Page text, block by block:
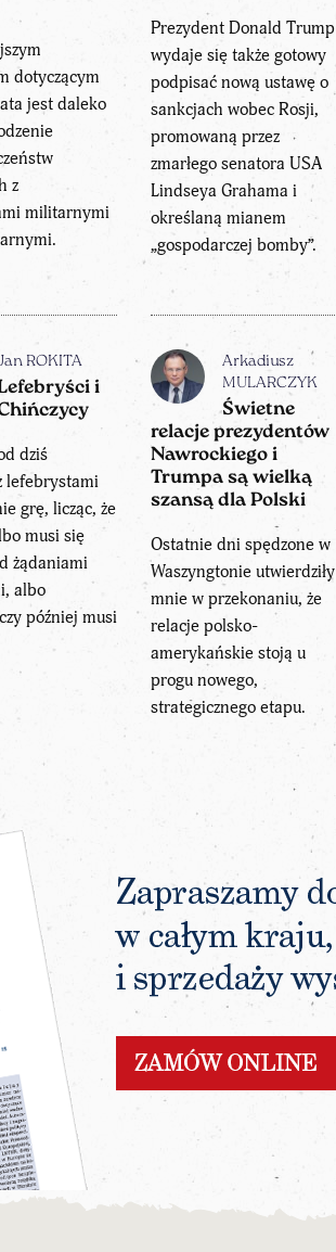
dotyczącym
jest daleko
z
militarnymi
Prezydent Donald Trump
wydaje się także gotowy
podpisać nową ustawę o
sankcjach wobec Rosji,
promowaną przez
zmarłego senatora USA
Lindseya Grahama i
określaną mianem
„gospodarczej bomby”.
ROKITA
i
dziś
lefebrystami
grę, licząc, że
musi się
żądaniami
albo
później musi
Arkadiusz
MULARCZYK
Świetne
relacje prezydentów
Nawrockiego i
Trumpa są wielką
szansą dla Polski
Ostatnie dni spędzone w
Waszyngtonie utwierdziły
mnie w przekonaniu, że
relacje polsko-
amerykańskie stoją u
progu nowego,
strategicznego etapu.